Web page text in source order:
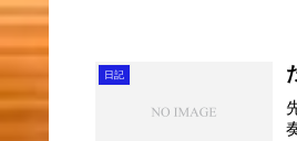
日記